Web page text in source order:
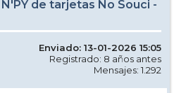
de tarjetas No Souci -
Enviado: 13-01-2026 15:05
Registrado: 8 años antes
Mensajes: 1.292